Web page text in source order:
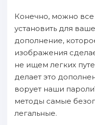
Конечно, можно все
установить для
дополнение,
изображения
не ищем легких
делает это
ворует наши
методы самые
легальные.